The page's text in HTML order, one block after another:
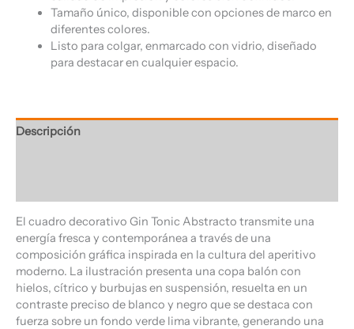
Tamaño único, disponible con opciones de marco en
diferentes colores.
Listo para colgar, enmarcado con vidrio, diseñado
para destacar en cualquier espacio.
Descripción
El cuadro decorativo Gin Tonic Abstracto transmite una
energía fresca y contemporánea a través de una
composición gráfica inspirada en la cultura del aperitivo
moderno. La ilustración presenta una copa balón con
hielos, cítrico y burbujas en suspensión, resuelta en un
contraste preciso de blanco y negro que se destaca con
fuerza sobre un fondo verde lima vibrante, generando una